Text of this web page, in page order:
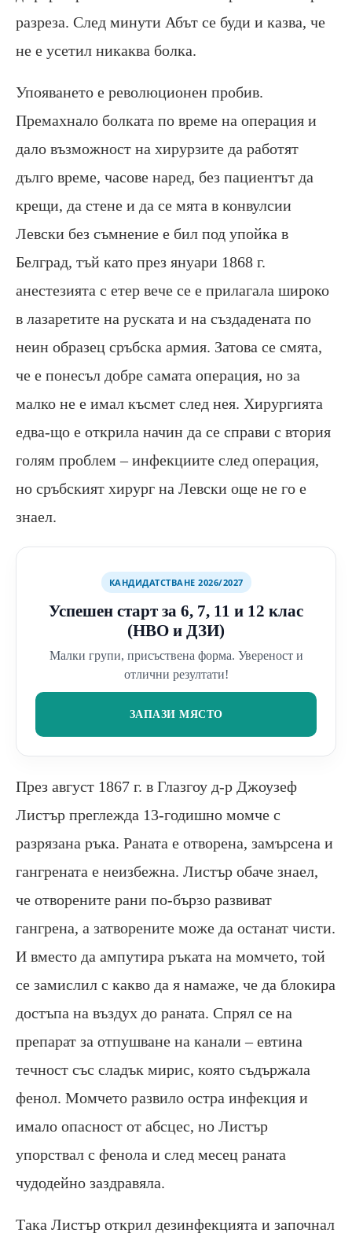
разреза. След минути Абът се буди и казва, че
не е усетил никаква болка.
Упояването е революционен пробив.
Премахнало болката по време на операция и
дало възможност на хирурзите да работят
дълго време, часове наред, без пациентът да
крещи, да стене и да се мята в конвулсии
Левски без съмнение е бил под упойка в
Белград, тъй като през януари 1868 г.
анестезията с етер вече се е прилагала широко
в лазаретите на руската и на създадената по
неин образец сръбска армия. Затова се смята,
че е понесъл добре самата операция, но за
малко не е имал късмет след нея. Хирургията
едва-що е открила начин да се справи с втория
голям проблем – инфекциите след операция,
но сръбският хирург на Левски още не го е
знаел.
КАНДИДАТСТВАНЕ 2026/2027
Успешен старт за 6, 7, 11 и 12 клас
(НВО и ДЗИ)
Малки групи, присъствена форма. Увереност и
отлични резултати!
ЗАПАЗИ МЯСТО
През август 1867 г. в Глазгоу д-р Джоузеф
Листър преглежда 13-годишно момче с
разрязана ръка. Раната е отворена, замърсена и
гангрената е неизбежна. Листър обаче знаел,
че отворените рани по-бързо развиват
гангрена, а затворените може да останат чисти.
И вместо да ампутира ръката на момчето, той
се замислил с какво да я намаже, че да блокира
достъпа на въздух до раната. Спрял се на
препарат за отпушване на канали – евтина
течност със сладък мирис, която съдържала
фенол. Момчето развило остра инфекция и
имало опасност от абсцес, но Листър
упорствал с фенола и след месец раната
чудодейно заздравяла.
Така Листър открил дезинфекцията и започнал